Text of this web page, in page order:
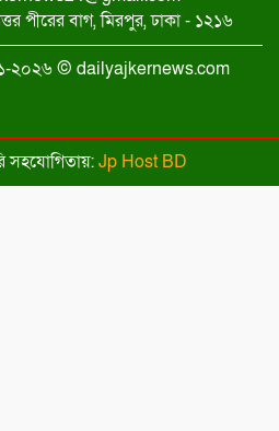
তারেক রহমানের জনসভার মাঠ
বিএনপির শীর্ষ নেতারা
হারিয়ে ফাইনালে রাজশাহী
পীরের বাগ, মিরপুর, ঢাকা - ১২১৬
২০২৬ © dailyajkernews.com
সহযোগিতায়:Jp Host BD